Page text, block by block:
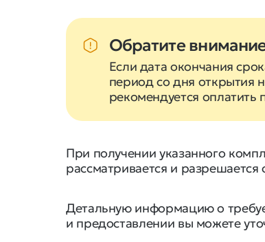
Обратите
Если дата окончания
период со дня открытия
рекомендуется
При получении указанного
рассматривается и разрешается
Детальную информацию о
и предоставлении вы можете